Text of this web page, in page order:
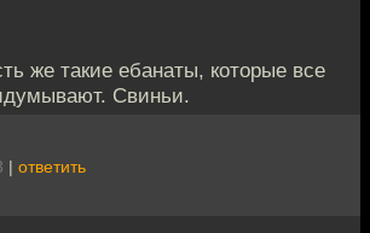
же такие ебанаты, которые все
Свиньи.
| ответить